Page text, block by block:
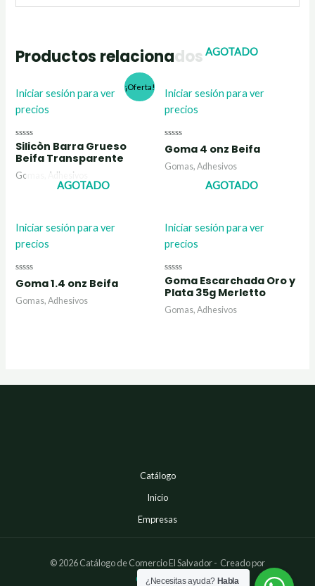
Productos relacionados
¡Oferta!
Iniciar sesión para ver
precios
Valorado
con
0
de
5
Silicòn Barra Grueso
Beifa Transparente
Gomas, Adhesivos
AGOTADO
Iniciar sesión para ver
precios
Valorado
con
0
de
Goma 4 onz Beifa
Gomas, Adhesivos
AGOTADO
Iniciar sesión para ver
precios
Valorado
con
0
de
Goma 1.4 onz Beifa
Gomas, Adhesivos
AGOTADO
Iniciar sesión para ver
precios
Valorado
con
0
de
5
Goma Escarchada Oro y
Plata 35g Merletto
Gomas, Adhesivos
Catálogo
Inicio
Empresas
© 2026 Catálogo de Comercio El Salvador - Creado por
Cuernosoft
¿Necesitas ayuda? Habla